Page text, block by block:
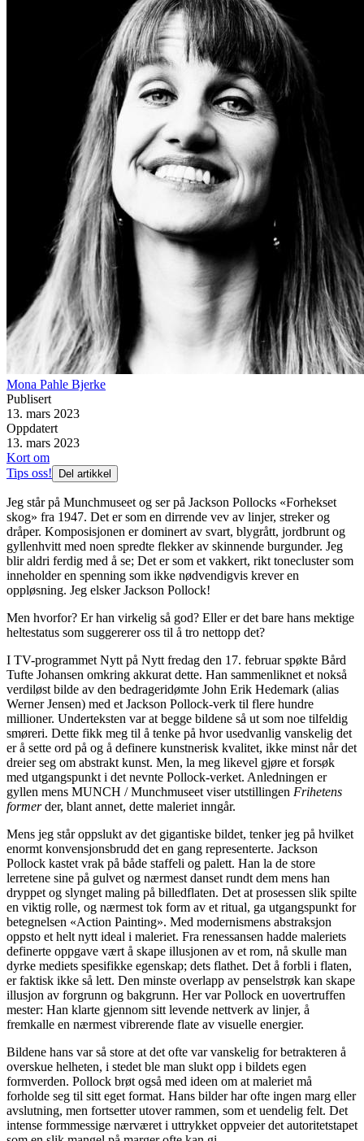
Mona Pahle Bjerke
Publisert
13. mars 2023
Oppdatert
13. mars 2023
Kort om
Tips oss!
Del artikkel
Jeg står på Munchmuseet og ser på Jackson Pollocks «Forhekset
skog» fra 1947. Det er som en dirrende vev av linjer, streker og
dråper. Komposisjonen er dominert av svart, blygrått, jordbrunt og
gyllenhvitt med noen spredte flekker av skinnende burgunder. Jeg
blir aldri ferdig med å se; Det er som et vakkert, rikt tonecluster som
inneholder en spenning som ikke nødvendigvis krever en
oppløsning. Jeg elsker Jackson Pollock!
Men hvorfor? Er han virkelig så god? Eller er det bare hans mektige
heltestatus som suggererer oss til å tro nettopp det?
I TV-programmet Nytt på Nytt fredag den 17. februar spøkte Bård
Tufte Johansen omkring akkurat dette. Han sammenliknet et nokså
verdiløst bilde av den bedrageridømte John Erik Hedemark (alias
Werner Jensen) med et Jackson Pollock-verk til flere hundre
millioner. Underteksten var at begge bildene så ut som noe tilfeldig
smøreri. Dette fikk meg til å tenke på hvor usedvanlig vanskelig det
er å sette ord på og å definere kunstnerisk kvalitet, ikke minst når det
dreier seg om abstrakt kunst. Men, la meg likevel gjøre et forsøk
med utgangspunkt i det nevnte Pollock-verket. Anledningen er
gyllen mens MUNCH / Munchmuseet viser utstillingen Frihetens
formerder, blant annet, dette maleriet inngår.
Mens jeg står oppslukt av det gigantiske bildet, tenker jeg på hvilket
enormt konvensjonsbrudd det en gang representerte. Jackson
Pollock kastet vrak på både staffeli og palett. Han la de store
lerretene sine på gulvet og nærmest danset rundt dem mens han
dryppet og slynget maling på billedflaten. Det at prosessen slik spilte
en viktig rolle, og nærmest tok form av et ritual, ga utgangspunkt for
betegnelsen «Action Painting». Med modernismens abstraksjon
oppsto et helt nytt ideal i maleriet. Fra renessansen hadde maleriets
definerte oppgave vært å skape illusjonen av et rom, nå skulle man
dyrke mediets spesifikke egenskap; dets flathet. Det å forbli i flaten,
er faktisk ikke så lett. Den minste overlapp av penselstrøk kan skape
illusjon av forgrunn og bakgrunn. Her var Pollock en uovertruffen
mester: Han klarte gjennom sitt levende nettverk av linjer, å
fremkalle en nærmest vibrerende flate av visuelle energier.
Bildene hans var så store at det ofte var vanskelig for betrakteren å
overskue helheten, i stedet ble man slukt opp i bildets egen
formverden. Pollock brøt også med ideen om at maleriet må
forholde seg til sitt eget format. Hans bilder har ofte ingen marg eller
avslutning, men fortsetter utover rammen, som et uendelig felt. Det
intense formmessige nærværet i uttrykket oppveier det autoritetstapet